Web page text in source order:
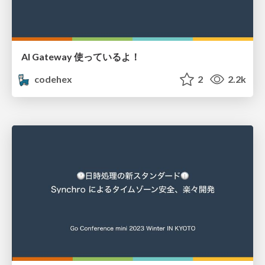
AI Gateway 使っているよ！
codehex
2 2.2k